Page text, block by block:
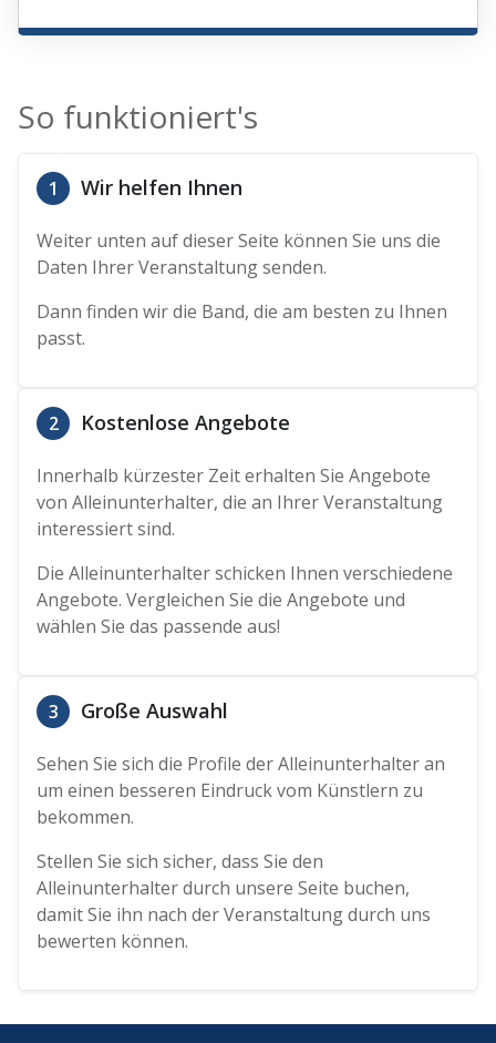
So funktioniert's
1 Wir helfen Ihnen
Weiter unten auf dieser Seite können Sie uns die
Daten Ihrer Veranstaltung senden.
Dann finden wir die Band, die am besten zu Ihnen
passt.
2 Kostenlose Angebote
Innerhalb kürzester Zeit erhalten Sie Angebote
von Alleinunterhalter, die an Ihrer Veranstaltung
interessiert sind.
Die Alleinunterhalter schicken Ihnen verschiedene
Angebote. Vergleichen Sie die Angebote und
wählen Sie das passende aus!
3 Große Auswahl
Sehen Sie sich die Profile der Alleinunterhalter an
um einen besseren Eindruck vom Künstlern zu
bekommen.
Stellen Sie sich sicher, dass Sie den
Alleinunterhalter durch unsere Seite buchen,
damit Sie ihn nach der Veranstaltung durch uns
bewerten können.